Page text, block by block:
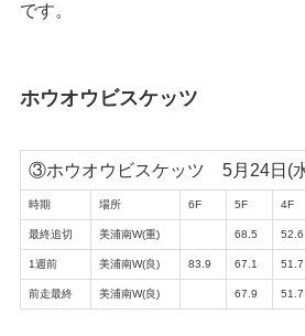
です。
ホウオウビスケッツ
③ホウオウビスケッツ 5月24日(
時期 場所 6F 5F 4F
最終追切 美浦南W(重) 68.5 52.6
1週前 美浦南W(良) 83.9 67.1 51.7
前走最終 美浦南W(良) 67.9 51.7